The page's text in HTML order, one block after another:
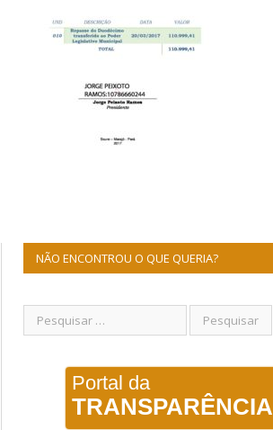
NÃO ENCONTROU O QUE QUERIA?
Portal da
TRANSPARÊNCIA